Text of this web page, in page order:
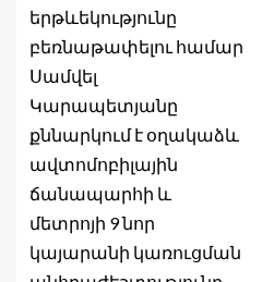
երթևեկությունը
բեռնաթափելու համար
Սամվել
Կարապետյանը
քննարկում է օղակաձև
ավտոմոբիլային
ճանապարհի և
մետրոյի 9 նոր
կայարանի կառուցման